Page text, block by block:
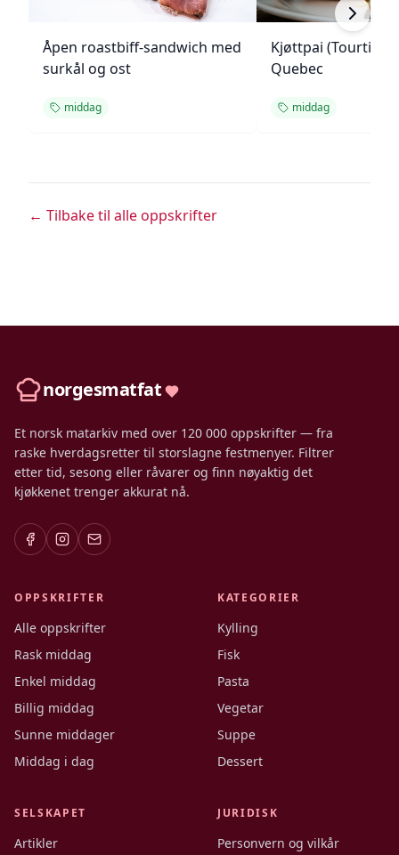
Åpen roastbiff-sandwich med
surkål og ost
middag
Kjøttpai
Quebec
middag
← Tilbake til alle oppskrifter
norgesmatfat
Et norsk matarkiv med over 120 000 oppskrifter — fra
raske hverdagsretter til storslagne festmenyer. Filtrer
etter tid, sesong eller råvarer og finn nøyaktig det
kjøkkenet trenger akkurat nå.
OPPSKRIFTER
Alle oppskrifter
Rask middag
Enkel middag
Billig middag
Sunne middager
Middag i dag
KATEGORIER
Kylling
Fisk
Pasta
Vegetar
Suppe
Dessert
SELSKAPET
Artikler
JURIDISK
Personvern og vilkår